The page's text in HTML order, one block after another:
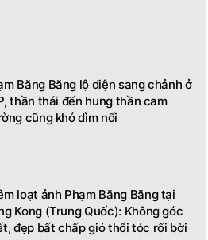
Băng Băng lộ diện sang chảnh ở
thần thái đến hung thần cam
cũng khó dìm nổi
loạt ảnh Phạm Băng Băng tại
Kong (Trung Quốc): Không góc
đẹp bất chấp gió thổi tóc rối bời